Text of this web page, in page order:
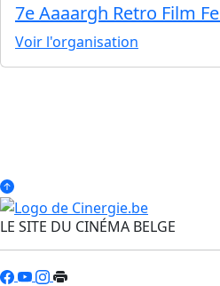
7e Aaaargh Retro Film
Voir l'organisation
LE SITE DU CINÉMA BELGE